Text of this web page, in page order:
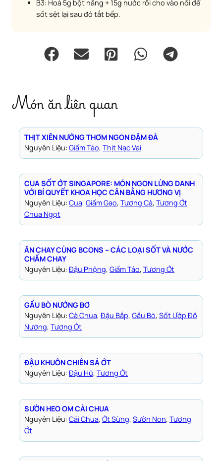
B3: Hoà 5g bột năng + 15g nước rồi cho vào nồi để
sốt sệt lại sau đó tắt bếp.
Món ăn liên quan
THỊT XIÊN NƯỚNG THƠM NGON ĐẬM ĐÀ
Nguyên Liệu: Giấm Táo, Thịt Nạc Vai
CUA SỐT ỚT SINGAPORE: MÓN NGON LỪNG DANH
VỚI BÍ QUYẾT KHOA HỌC CÂN BẰNG HƯƠNG VỊ
Nguyên Liệu: Cua, Giấm Gạo, Tương Cà, Tương Ớt
Chua Ngọt
ĂN CHAY CÙNG BCONS – CÁC LOẠI SỐT VÀ NƯỚC
CHẤM CHAY
Nguyên Liệu: Đậu Phộng, Giấm Táo, Tương Ớt
GẦU BÒ NƯỚNG BƠ
Nguyên Liệu: Cà Chua, Đậu Bắp, Gầu Bò, Sốt Ướp Đồ
Nướng, Tương Ớt
ĐẬU KHUÔN CHIÊN SẢ ỚT
Nguyên Liệu: Đậu Hũ, Tương Ớt
SƯỜN HEO OM CẢI CHUA
Nguyên Liệu: Cải Chua, Ớt Sừng, Sườn Non, Tương
Ớt